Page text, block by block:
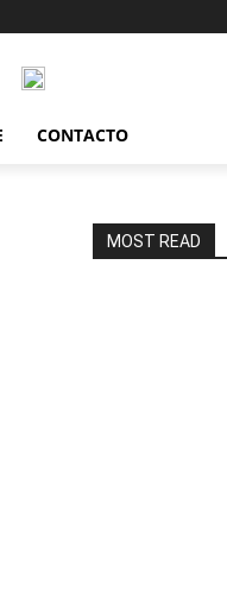
CONTACTO
MOST READ